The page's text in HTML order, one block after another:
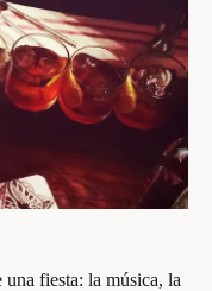
fiesta: la música, la